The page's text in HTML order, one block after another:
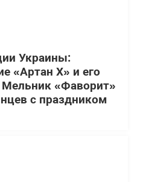
Украины:
«Артан Х» и его
«Фаворит»
с праздником